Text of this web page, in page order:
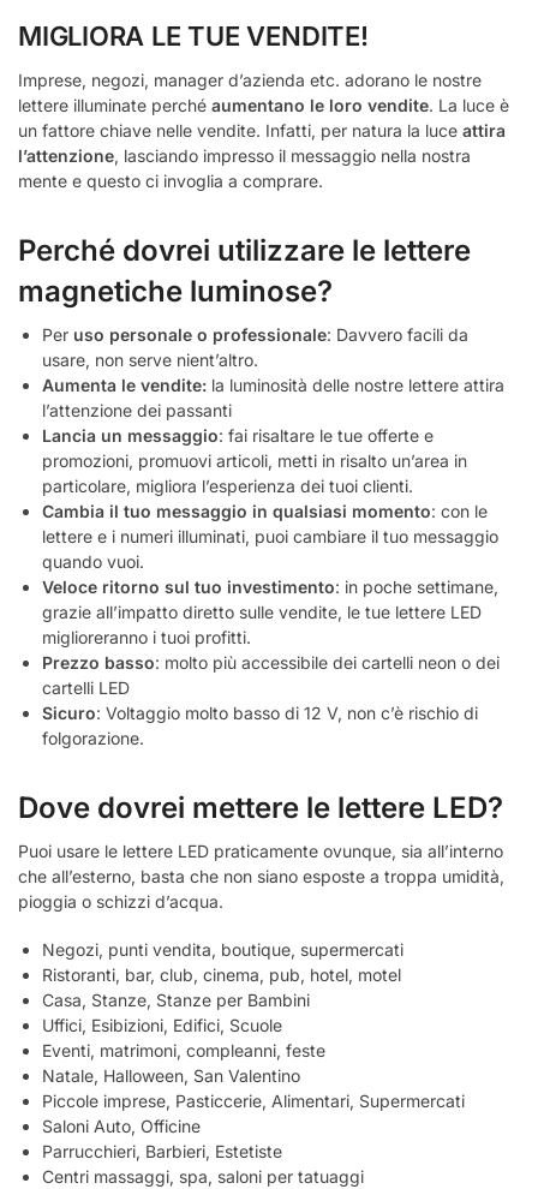
MIGLIORA LE TUE VENDITE!
Imprese, negozi, manager d’azienda etc. adorano le nostre
lettere illuminate perché aumentano le loro vendite. La luce è
un fattore chiave nelle vendite. Infatti, per natura la luce attira
l’attenzione, lasciando impresso il messaggio nella nostra
mente e questo ci invoglia a comprare.
Perché dovrei utilizzare le lettere
magnetiche luminose?
Per uso personale o professionale: Davvero facili da
usare, non serve nient’altro.
Aumenta le vendite: la luminosità delle nostre lettere attira
l’attenzione dei passanti
Lancia un messaggio: fai risaltare le tue offerte e
promozioni, promuovi articoli, metti in risalto un’area in
particolare, migliora l’esperienza dei tuoi clienti.
Cambia il tuo messaggio in qualsiasi momento: con le
lettere e i numeri illuminati, puoi cambiare il tuo messaggio
quando vuoi.
Veloce ritorno sul tuo investimento: in poche settimane,
grazie all’impatto diretto sulle vendite, le tue lettere LED
miglioreranno i tuoi profitti.
Prezzo basso: molto più accessibile dei cartelli neon o dei
cartelli LED
Sicuro: Voltaggio molto basso di 12 V, non c’è rischio di
folgorazione.
Dove dovrei mettere le lettere LED?
Puoi usare le lettere LED praticamente ovunque, sia all’interno
che all’esterno, basta che non siano esposte a troppa umidità,
pioggia o schizzi d’acqua.
Negozi, punti vendita, boutique, supermercati
Ristoranti, bar, club, cinema, pub, hotel, motel
Casa, Stanze, Stanze per Bambini
Uffici, Esibizioni, Edifici, Scuole
Eventi, matrimoni, compleanni, feste
Natale, Halloween, San Valentino
Piccole imprese, Pasticcerie, Alimentari, Supermercati
Saloni Auto, Officine
Parrucchieri, Barbieri, Estetiste
Centri massaggi, spa, saloni per tatuaggi